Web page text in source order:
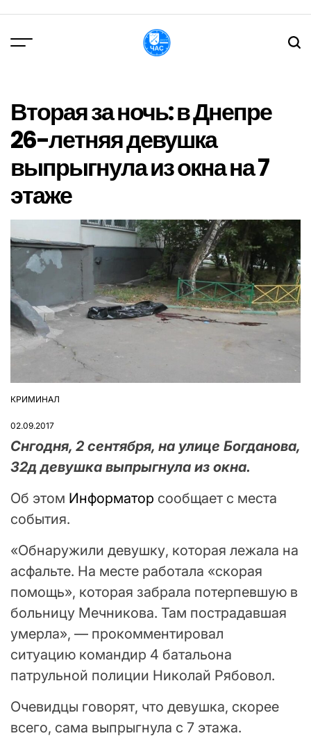
вмісту
Вторая за ночь: в Днепре
26-летняя девушка
выпрыгнула из окна на 7
этаже
ОПУБЛІКУВАТИ
КРИМИНАЛ
02.09.2017
Снгодня, 2 сентября, на улице Богданова,
32д девушка выпрыгнула из окна.
Об этом Информатор сообщает с места
события.
«Обнаружили девушку, которая лежала на
асфальте. На месте работала «скорая
помощь», которая забрала потерпевшую в
больницу Мечникова. Там пострадавшая
умерла», — прокомментировал
ситуацию командир 4 батальона
патрульной полиции Николай Рябовол.
Очевидцы говорят, что девушка, скорее
всего, сама выпрыгнула с 7 этажа.